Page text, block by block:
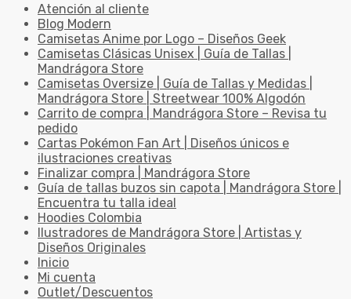
Atención al cliente
Blog Modern
Camisetas Anime por Logo – Diseños Geek
Camisetas Clásicas Unisex | Guía de Tallas |
Mandrágora Store
Camisetas Oversize | Guía de Tallas y Medidas |
Mandrágora Store | Streetwear 100% Algodón
Carrito de compra | Mandrágora Store – Revisa tu
pedido
Cartas Pokémon Fan Art | Diseños únicos e
ilustraciones creativas
Finalizar compra | Mandrágora Store
Guía de tallas buzos sin capota | Mandrágora Store |
Encuentra tu talla ideal
Hoodies Colombia
Ilustradores de Mandrágora Store | Artistas y
Diseños Originales
Inicio
Mi cuenta
Outlet/Descuentos